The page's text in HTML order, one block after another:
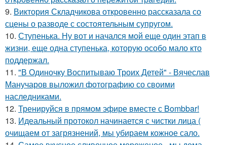
9. Виктория Складчикова откровенно рассказала со
сцены о разводе с состоятельным супругом.
10. Ступенька. Ну вот и начался мой еще один этап в
жизни, еще одна ступенька, которую особо мало кто
поддержал.
11. "В Одиночку Воспитываю Троих Детей" - Вячеслав
Манучаров выложил фотографию со своими
наследниками.
12. Тренируйся в прямом эфире вместе с Bombbar!
13. Идеальный протокол начинается с чистки лица (
очищаем от загрязнений, мы убираем кожное сало.